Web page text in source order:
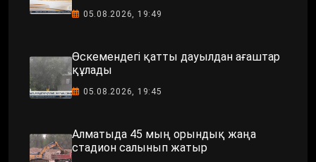
05.08.2026, 19:49
Өскемендегі қатты дауылдан ағаштар
құлады
05.08.2026, 19:45
Алматыда 45 мың орындық жаңа
стадион салынып жатыр